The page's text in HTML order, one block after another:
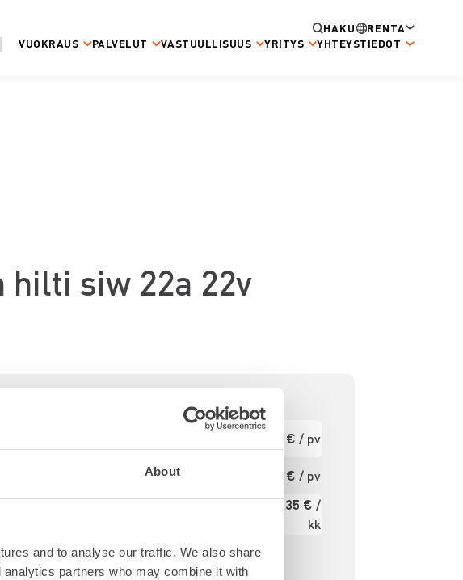
About
and to analyse our traffic. We also share
partners who may combine it with
HAKU
RENTA
VUOKRAUS PALVELUT VASTUULLISUUS YRITYS YHTEYSTIEDOT
siw 22a 22v
18 V
Ensimmäinen
16,54 € / pv
Seuraavat pv 13,23 € / pv
197,35 € /
kk
Alv 0 %